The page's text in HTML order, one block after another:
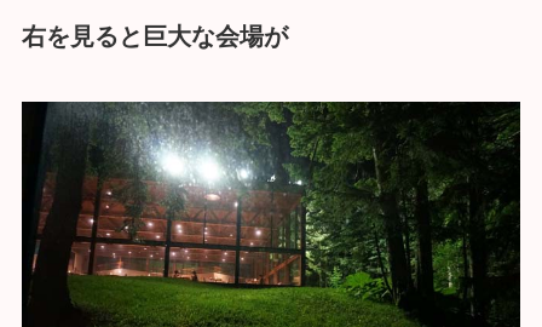
右を見ると巨大な会場が